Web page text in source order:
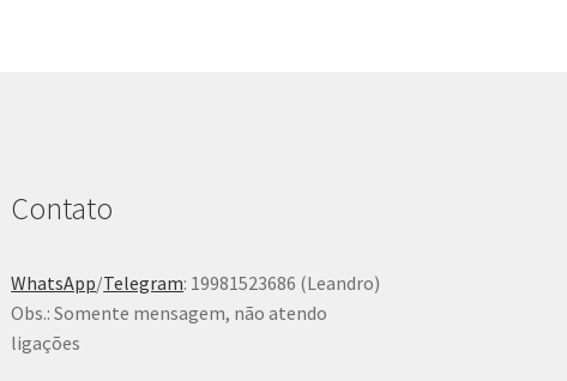
Contato
WhatsApp/Telegram: 19981523686 (Leandro)
Obs.: Somente mensagem, não atendo
ligações